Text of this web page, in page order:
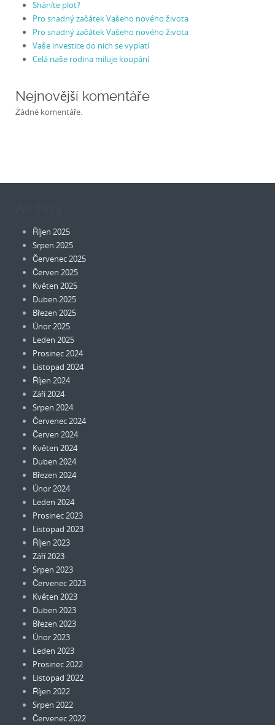
Sháníte plot?
Pro snadný začátek Vašeho nového života
Pro snadný začátek Vašeho nového života
Vaše investice do nich se vyplatí
Celá naše rodina miluje koupání
Nejnovější komentáře
Žádné komentáře.
Říjen 2025
Srpen 2025
Červenec 2025
Červen 2025
Květen 2025
Duben 2025
Březen 2025
Únor 2025
Leden 2025
Prosinec 2024
Listopad 2024
Říjen 2024
Září 2024
Srpen 2024
Červenec 2024
Červen 2024
Květen 2024
Duben 2024
Březen 2024
Únor 2024
Leden 2024
Prosinec 2023
Listopad 2023
Říjen 2023
Září 2023
Srpen 2023
Červenec 2023
Květen 2023
Duben 2023
Březen 2023
Únor 2023
Leden 2023
Prosinec 2022
Listopad 2022
Říjen 2022
Srpen 2022
Červenec 2022